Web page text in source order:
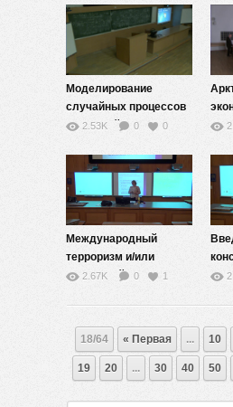
Моделирование
случайных процессов
и явлений — 7
2.53K 0 0
Международный
терроризм и/или
взаимодействие
2.67K 0 1
18/64 « Первая ... 10
19 20 ... 30 40 50